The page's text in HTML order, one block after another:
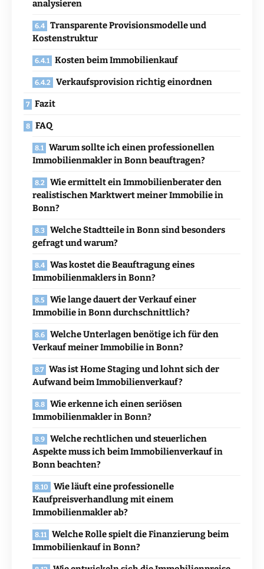
analysieren
Transparente Provisionsmodelle und
Kostenstruktur
Kosten beim Immobilienkauf
Verkaufsprovision richtig einordnen
Fazit
FAQ
Warum sollte ich einen professionellen
Immobilienmakler in Bonn beauftragen?
Wie ermittelt ein Immobilienberater den
realistischen Marktwert meiner Immobilie in
Bonn?
Welche Stadtteile in Bonn sind besonders
gefragt und warum?
Was kostet die Beauftragung eines
Immobilienmaklers in Bonn?
Wie lange dauert der Verkauf einer
Immobilie in Bonn durchschnittlich?
Welche Unterlagen benötige ich für den
Verkauf meiner Immobilie in Bonn?
Was ist Home Staging und lohnt sich der
Aufwand beim Immobilienverkauf?
Wie erkenne ich einen seriösen
Immobilienmakler in Bonn?
Welche rechtlichen und steuerlichen
Aspekte muss ich beim Immobilienverkauf in
Bonn beachten?
Wie läuft eine professionelle
Kaufpreisverhandlung mit einem
Immobilienmakler ab?
Welche Rolle spielt die Finanzierung beim
Immobilienkauf in Bonn?